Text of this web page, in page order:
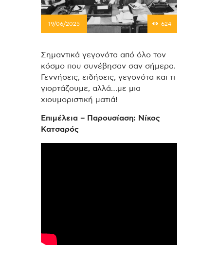
19/06/2025 624
Σημαντικά γεγονότα από όλο τον
κόσμο που συνέβησαν σαν σήμερα.
Γεννήσεις, ειδήσεις, γεγονότα και τι
γιορτάζουμε, αλλά…με μια
χιουμοριστική ματιά!
Επιμέλεια – Παρουσίαση: Νίκος
Κατσαρός